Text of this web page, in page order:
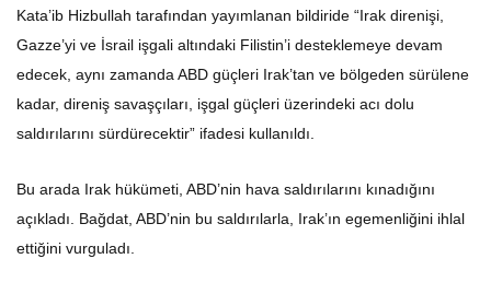
Kata’ib Hizbullah tarafından yayımlanan bildiride “Irak direnişi,
Gazze’yi ve İsrail işgali altındaki Filistin’i desteklemeye devam
edecek, aynı zamanda ABD güçleri Irak’tan ve bölgeden sürülene
kadar, direniş savaşçıları, işgal güçleri üzerindeki acı dolu
saldırılarını sürdürecektir” ifadesi kullanıldı.
Bu arada Irak hükümeti, ABD’nin hava saldırılarını kınadığını
açıkladı. Bağdat, ABD’nin bu saldırılarla, Irak’ın egemenliğini ihlal
ettiğini vurguladı.